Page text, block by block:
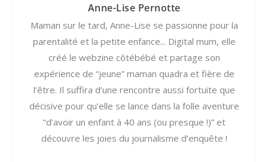
Anne-Lise Pernotte
Maman sur le tard, Anne-Lise se passionne pour la
parentalité et la petite enfance... Digital mum, elle
créé le webzine côtébébé et partage son
expérience de “jeune” maman quadra et fière de
l’être. Il suffira d’une rencontre aussi fortuite que
décisive pour qu’elle se lance dans la folle aventure
“d’avoir un enfant à 40 ans (ou presque !)” et
découvre les joies du journalisme d’enquête !